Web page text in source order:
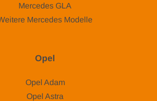
Mercedes GLA
Mercedes Modelle
Opel
Opel Adam
Opel Astra